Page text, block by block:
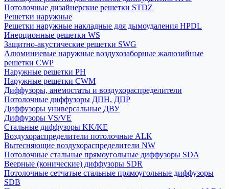
Потолочные дизайнерские решетки STDZ
Решетки наружные
Решетки наружные накладные для дымоудаления HPDL
Инерционные решетки WS
Защитно-акустические решетки SWG
Алюминиевые наружные воздухозаборные жалюзийные
решетки CWP
Наружные решетки РН
Наружные решетки CWM
Диффузоры, анемостаты и воздухораспределители
Потолочные диффузоры ДПН, ДПР
Диффузоры универсальные ДВУ
Диффузоры VS/VE
Стальные диффузоры KK/KE
Воздухораспределители потолочные ALK
Вытесняющие воздухораспределители NW
Потолочные стальные прямоугольные диффузоры SDA
Веерные (конические) диффузоры SDR
Потолочные сетчатые стальные прямоугольные диффузоры
SDB